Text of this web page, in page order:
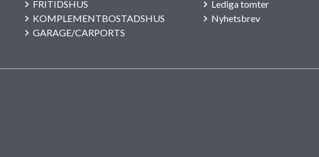
FRITIDSHUS
KOMPLEMENTBOSTADSHUS
GARAGE/CARPORTS
Lediga tomter
Nyhetsbrev